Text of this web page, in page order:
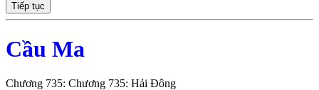
Tiếp tục
Cầu Ma
Chương 735: Chương 735: Hải Đông